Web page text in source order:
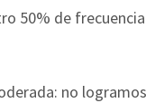
50% de
no